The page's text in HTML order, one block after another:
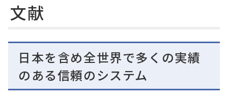
文献
日本を含め全世界で多くの実績
のある信頼のシステム